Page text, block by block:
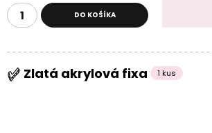
DO KOŠÍKA
Zlatá akrylová fixa 1 kus